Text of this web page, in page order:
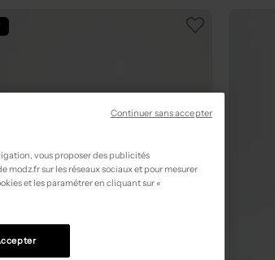
vous proposer des publicités
sur les réseaux sociaux et pour mesurer
et les paramétrer en cliquant sur «
Continuer sans accepter